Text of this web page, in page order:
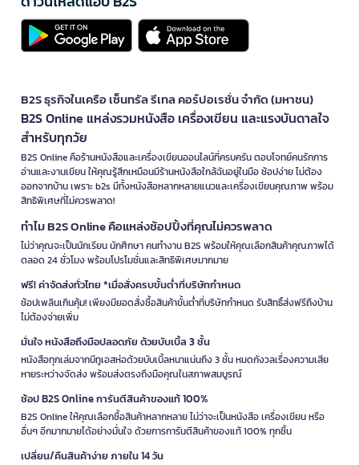
B2S ธุรกิจในเครือ เซ็นทรัล รีเทล คอร์ปอเรชั่น จำกัด (มหาชน)
B2S Online แหล่งรวมหนังสือ เครื่องเขียน และแรงบันดาลใจ
สำหรับทุกวัย
B2S Online คือร้านหนังสือและเครื่องเขียนออนไลน์ที่ครบครัน ตอบโจทย์คนรักการ
อ่านและงานเขียน ให้คุณรู้สึกเหมือนมีร้านหนังสือใกล้ฉันอยู่ในมือ ช้อปง่าย ไม่ต้อง
ออกจากบ้าน เพราะ b2s มีทั้งหนังสือหลากหลายแนวและเครื่องเขียนคุณภาพ พร้อม
สิทธิพิเศษที่ไม่ควรพลาด!
ทำไม B2S Online คือแหล่งช้อปปิ้งที่คุณไม่ควรพลาด
ไม่ว่าคุณจะเป็นนักเรียน นักศึกษา คนทำงาน B2S พร้อมให้คุณเลือกสินค้าคุณภาพได้
ตลอด 24 ชั่วโมง พร้อมโปรโมชั่นและสิทธิพิเศษมากมาย
ฟรี! ค่าจัดส่งทั่วไทย *เมื่อสั่งครบขั้นต่ำที่บริษัทกำหนด
ช้อปเพลินเกินคุ้ม! เพียงมียอดสั่งซื้อสินค้าขั้นต่ำที่บริษัทกำหนด รับสิทธิ์ส่งฟรีถึงบ้าน
ไม่ต้องจ่ายเพิ่ม
มั่นใจ หนังสือถึงมือปลอดภัย ด้วยบับเบิ้ล 3 ชั้น
หนังสือทุกเล่มจากบีทูเอสห่อด้วยบับเบิ้ลหนาแน่นถึง 3 ชั้น หมดกังวลเรื่องความเสีย
หายระหว่างจัดส่ง พร้อมส่งตรงถึงมือคุณในสภาพสมบูรณ์
ช้อป B2S Online การันตีสินค้าของแท้ 100%
B2S Online ให้คุณเลือกซื้อสินค้าหลากหลาย ไม่ว่าจะเป็นหนังสือ เครื่องเขียน หรือ
อื่นๆ อีกมากมายได้อย่างมั่นใจ ด้วยการการันตีสินค้าของแท้ 100% ทุกชิ้น
เปลี่ยน/คืนสินค้าง่าย ภายใน 14 วัน